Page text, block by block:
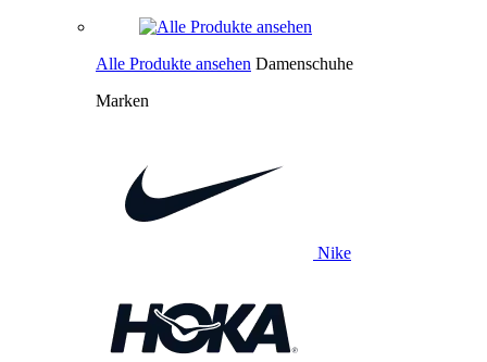
Alle Produkte ansehen Damenschuhe
Marken
Nike